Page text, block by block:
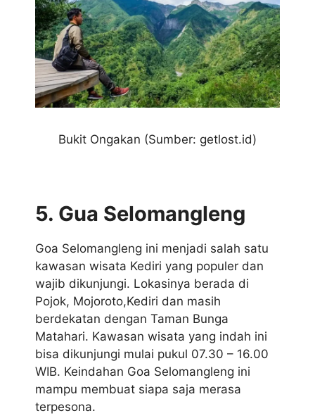
Bukit Ongakan (Sumber: getlost.id)
5. Gua Selomangleng
Goa Selomangleng ini menjadi salah satu
kawasan wisata Kediri yang populer dan
wajib dikunjungi. Lokasinya berada di
Pojok, Mojoroto,Kediri dan masih
berdekatan dengan Taman Bunga
Matahari. Kawasan wisata yang indah ini
bisa dikunjungi mulai pukul 07.30 – 16.00
WIB. Keindahan Goa Selomangleng ini
mampu membuat siapa saja merasa
terpesona.